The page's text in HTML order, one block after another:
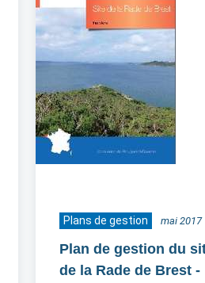
Plans de gestion mai 2017
Plan de gestion du
de la Rade de Brest -